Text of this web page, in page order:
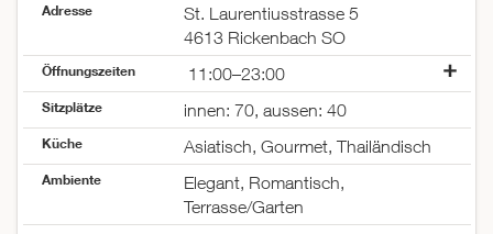
Adresse
St. Laurentiusstrasse 5
4613 Rickenbach SO
Öffnungszeiten
11:00–23:00
Montag
Mittwoch
Donnerstag
geschlossen
11:00–23:00
11:00–23:00
11:00–23:00
11:00–23:00
11:00–23:00
Sitzplätze innen: 70, aussen: 40
Küche Asiatisch, Gourmet, Thailändisch
Ambiente
Elegant, Romantisch,
Terrasse/Garten